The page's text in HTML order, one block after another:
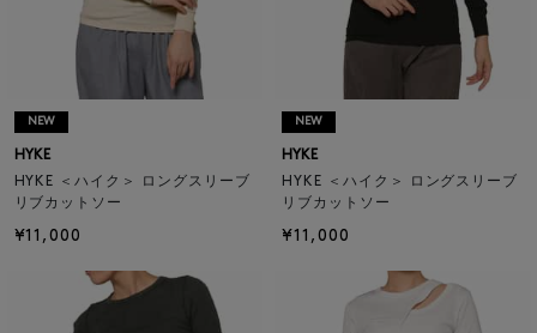
NEW
HYKE
HYKE ＜ハイク＞ ロングスリーブ
リブカットソー
¥11,000
NEW
HYKE
HYKE ＜ハイク＞ ロングスリーブ
リブカットソー
¥11,000